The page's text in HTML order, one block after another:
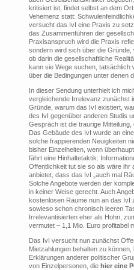
kritisiert ist, findet selbst an dem
Vehemenz statt:
versucht das IvI eine Praxis zu
das Zusammenführen der
Praxisanspruch wird die Praxis
sondern wird sich über die
ob darin die gesellschaftliche
kann sie Wege suchen, tatsächlich
über die Bedingungen unter denen
In dieser Sendung unterhielt ich
vergleichende Irrelevanz zunächst
Gründe, warum das IvI existiert,
des IvI gegenüber anderen Studis
Gespräch ist die traurige
Das Gebäude des IvI wurde an
solche frappierenden Neuigkeiten
bisher Einzelheiten, wenn
fährt eine Hinhaltetaktik:
Öffentlichkeit tut sie so als wäre ihr
anbietet, dass das IvI „auch mal
Solche Angebote werden der
in keiner Weise gerecht. Auch
kostenlosen Räume nun an das IvI
sowieso schon chronisch leeren
Irrelevantisierten eher als Hohn,
vermutet – 1,1 Mio. Euro profitabel
Das IvI versucht nun zunächst
Mietzahlungen behalten zu
Erklärungen anderer politischer
von Einzelpersonen, die hier eine